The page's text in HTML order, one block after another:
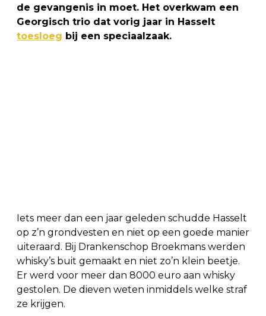
de gevangenis in moet. Het overkwam een
Georgisch trio dat vorig jaar in Hasselt
toesloeg bij een speciaalzaak.
Iets meer dan een jaar geleden schudde Hasselt
op z’n grondvesten en niet op een goede manier
uiteraard. Bij Drankenschop Broekmans werden
whisky’s buit gemaakt en niet zo’n klein beetje.
Er werd voor meer dan 8000 euro aan whisky
gestolen. De dieven weten inmiddels welke straf
ze krijgen.